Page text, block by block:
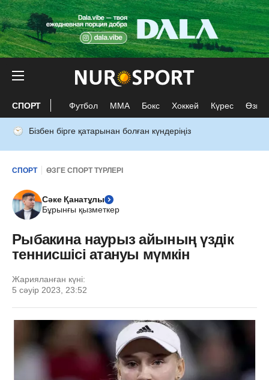
СПОРТ Футбол ММА Бокс Хоккей Күрес Өзге
Бізбен бірге қатарынан болған күндеріңіз
СПОРТ ӨЗГЕ СПОРТ ТҮРЛЕРІ
Сәке Қанатұлы
Бұрынғы қызметкер
Рыбакина наурыз айының үздік
теннисшісі атануы мүмкін
Жарияланған күні:
5 сәуір 2023, 23:52